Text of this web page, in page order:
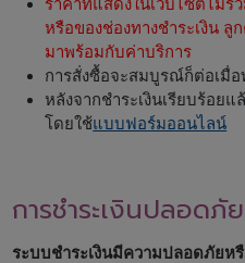
ราคาที่แสดงในเว็บไซต์ไม่ร
หรือของช่องทางชำระเงิน ลู
มาพร้อมกับค่าบริการ
การสั่งซื้อจะสมบูรณ์ก็ต่อเมื่อ
หลังจากชำระเงินเรียบร้อย
โดยใช้แบบฟอร์มออนไลน์
การชำระเงินปลอดภั
ระบบชำระเงินมีความปลอดภัยห